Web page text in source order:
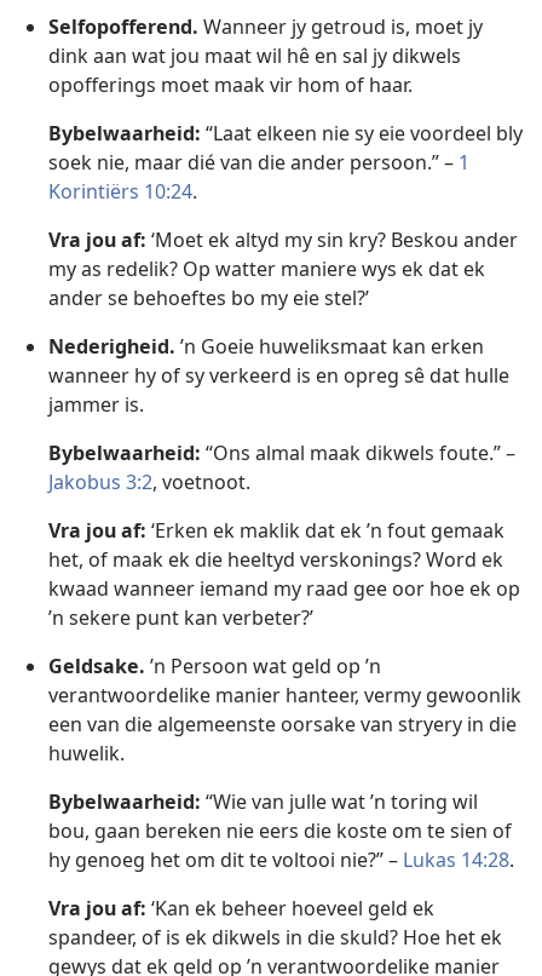
Selfopofferend. Wanneer jy getroud is, moet jy
dink aan wat jou maat wil hê en sal jy dikwels
opofferings moet maak vir hom of haar.
Bybelwaarheid: “Laat elkeen nie sy eie voordeel bly
soek nie, maar dié van die ander persoon.” – 1
Korintiërs 10:24.
Vra jou af: ‘Moet ek altyd my sin kry? Beskou ander
my as redelik? Op watter maniere wys ek dat ek
ander se behoeftes bo my eie stel?’
Nederigheid. ’n Goeie huweliksmaat kan erken
wanneer hy of sy verkeerd is en opreg sê dat hulle
jammer is.
Bybelwaarheid: “Ons almal maak dikwels foute.” –
Jakobus 3:2, voetnoot.
Vra jou af: ‘Erken ek maklik dat ek ’n fout gemaak
het, of maak ek die heeltyd verskonings? Word ek
kwaad wanneer iemand my raad gee oor hoe ek op
’n sekere punt kan verbeter?’
Geldsake. ’n Persoon wat geld op ’n
verantwoordelike manier hanteer, vermy gewoonlik
een van die algemeenste oorsake van stryery in die
huwelik.
Bybelwaarheid: “Wie van julle wat ’n toring wil
bou, gaan bereken nie eers die koste om te sien of
hy genoeg het om dit te voltooi nie?” – Lukas 14:28.
Vra jou af: ‘Kan ek beheer hoeveel geld ek
spandeer, of is ek dikwels in die skuld? Hoe het ek
gewys dat ek geld op ’n verantwoordelike manier